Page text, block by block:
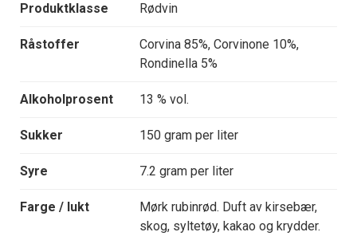
Produktklasse Rødvin
Råstoffer
Corvina 85%, Corvinone 10%,
Rondinella 5%
Alkoholprosent 13 % vol.
Sukker 150 gram per liter
Syre 7.2 gram per liter
Farge / lukt
Mørk rubinrød. Duft av kirsebær,
skog, syltetøy, kakao og krydder.